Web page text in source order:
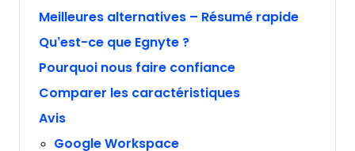
Meilleures alternatives – Résumé rapide
Qu’est-ce que Egnyte ?
Pourquoi nous faire confiance
Comparer les caractéristiques
Avis
Google Workspace